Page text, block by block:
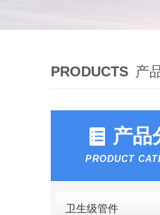
PRODUCTS 产
产品
PRODUCT
卫生级管件